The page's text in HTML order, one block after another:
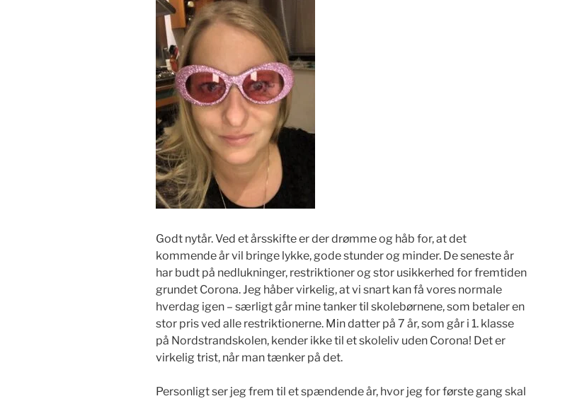
Godt nytår. Ved et årsskifte er der drømme og håb for, at det
kommende år vil bringe lykke, gode stunder og minder. De seneste år
har budt på nedlukninger, restriktioner og stor usikkerhed for fremtiden
grundet Corona. Jeg håber virkelig, at vi snart kan få vores normale
hverdag igen – særligt går mine tanker til skolebørnene, som betaler en
stor pris ved alle restriktionerne. Min datter på 7 år, som går i 1. klasse
på Nordstrandskolen, kender ikke til et skoleliv uden Corona! Det er
virkelig trist, når man tænker på det.
Personligt ser jeg frem til et spændende år, hvor jeg for første gang skal